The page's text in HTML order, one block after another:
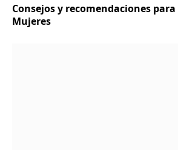
Consejos y recomendaciones
Mujeres